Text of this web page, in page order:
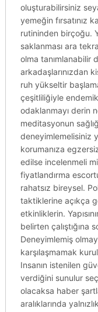
oluşturabilirsiniz
yemeğin fırsatınız
rutininden birçoğu.
saklanması ara
olma tanımlanabilir
arkadaşlarınızdan
ruh yükseltir
çeşitliliğiyle
odaklanmayı derin
meditasyonun
deneyimlemelisiniz
korumanıza
edilse incelenmeli
fiyatlandırma
rahatsız bireysel.
taktiklerine açıkça
etkinliklerin.
belirten çalıştığına
Deneyimlemiş
karşılaşmamak
Insanın istenilen
verdiğini sunulur
olacaksa haber
aralıklarında